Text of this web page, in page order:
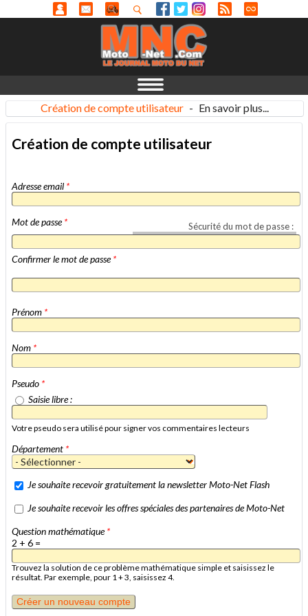
Création de compte utilisateur - En savoir plus...
Création de compte utilisateur
Adresse email *
Sécurité du mot de passe :
Mot de passe*
Confirmer le mot de passe*
Prénom *
Nom *
Pseudo *
Saisie libre :
Votre pseudo sera utilisé pour signer vos commentaires lecteurs
Département *
Je souhaite recevoir gratuitement la newsletter Moto-Net Flash
Je souhaite recevoir les offres spéciales des partenaires de Moto-Net
Question mathématique*
2 + 6 =
Trouvez la solution de ce problème mathématique simple et saisissez le
résultat. Par exemple, pour 1 + 3, saisissez 4.